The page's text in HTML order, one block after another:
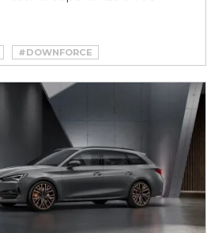
#DOWNFORCE
#LIGHTWEIGHT